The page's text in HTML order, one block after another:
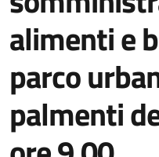
alimenti e
parco
palmenti